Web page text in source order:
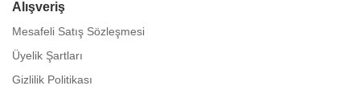
Alışveriş
Mesafeli Satış Sözleşmesi
Üyelik Şartları
Gizlilik Politikası